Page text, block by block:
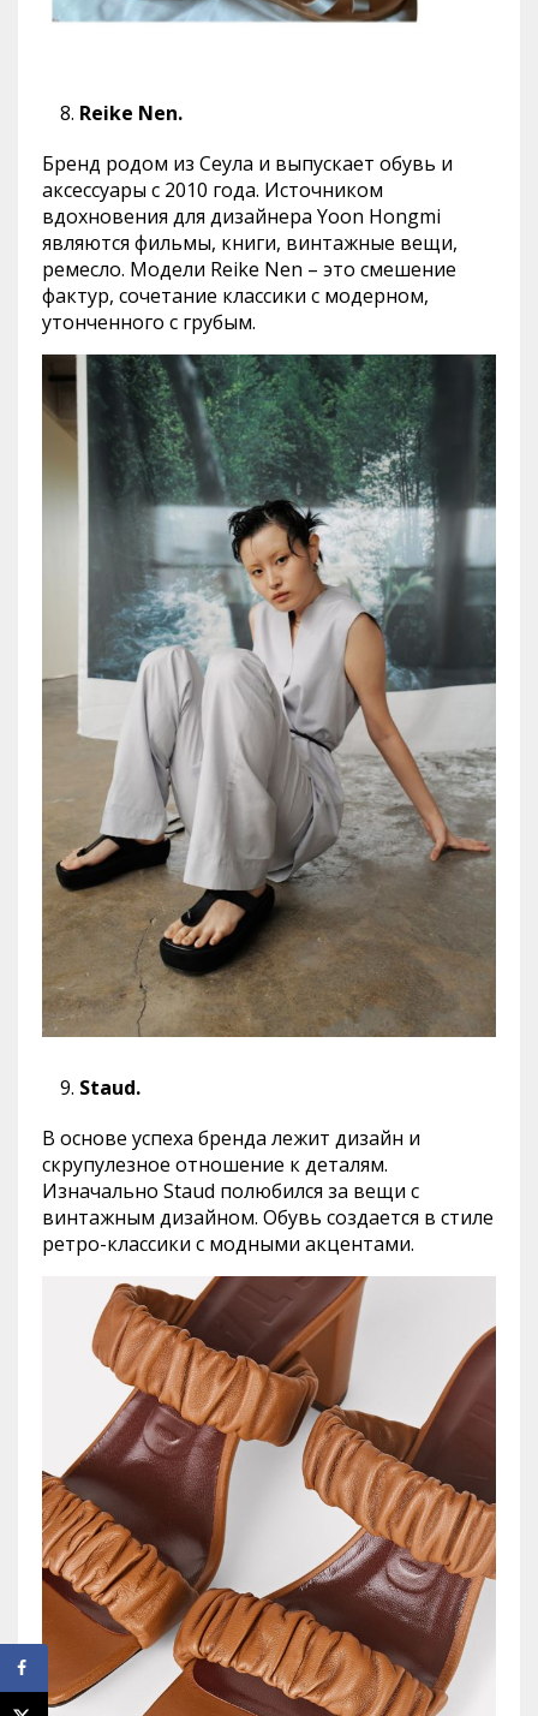
Reike Nen.
Бренд родом из Сеула и выпускает обувь и
аксессуары с 2010 года. Источником
вдохновения для дизайнера Yoon Hongmi
являются фильмы, книги, винтажные вещи,
ремесло. Модели Reike Nen – это смешение
фактур, сочетание классики с модерном,
утонченного с грубым.
Staud.
В основе успеха бренда лежит дизайн и
скрупулезное отношение к деталям.
Изначально Staud полюбился за вещи с
винтажным дизайном. Обувь создается в стиле
ретро-классики с модными акцентами.